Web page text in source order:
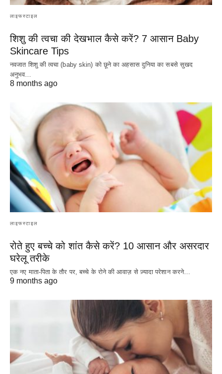
लाइफस्टाइल
शिशु की त्वचा की देखभाल कैसे करें? 7 आसान Baby
Skincare Tips
नवजात शिशु की त्वचा (baby skin) को छूने का अहसास दुनिया का सबसे सुखद
अनुभव…
8 months ago
लाइफस्टाइल
रोते हुए बच्चे को शांत कैसे करें? 10 आसान और असरदार
घरेलू तरीके
एक नए माता-पिता के तौर पर, बच्चे के रोने की आवाज़ से ज़्यादा परेशान करने…
9 months ago